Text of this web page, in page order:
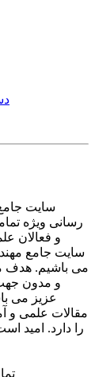
سایت
رسانی ویژه
و فعالان
سایت جامع
می باشیم. هدف
و مدون
عزیز می
مقالات علمی و
را دارد. امید